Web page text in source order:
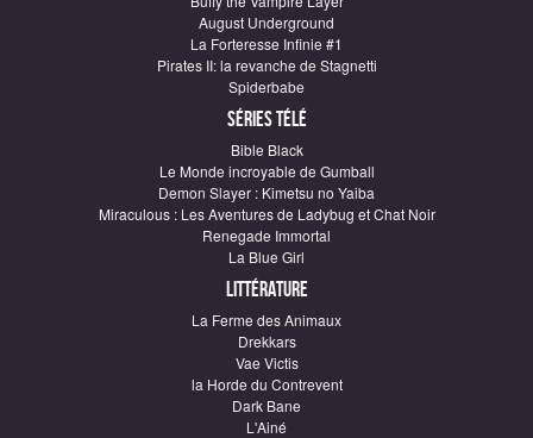
August Underground
La Forteresse Infinie #1
Pirates II: la revanche de Stagnetti
Spiderbabe
Séries télé
Bible Black
Le Monde incroyable de Gumball
Demon Slayer : Kimetsu no Yaiba
Miraculous : Les Aventures de Ladybug et Chat Noir
Renegade Immortal
La Blue Girl
Littérature
La Ferme des Animaux
Drekkars
Vae Victis
la Horde du Contrevent
Dark Bane
L'Ainé